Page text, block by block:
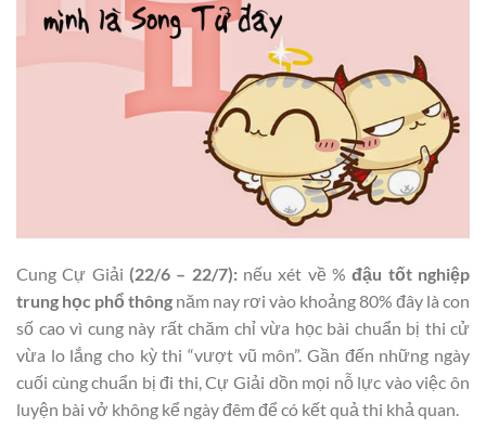
Cung Cự Giải (22/6 – 22/7): nếu xét về %đậu tốt nghiệp
trung học phổ thông năm nay rơi vào khoảng 80% đây là con
số cao vì cung này rất chăm chỉ vừa học bài chuẩn bị thi cử
vừa lo lắng cho kỳ thi “vượt vũ môn”. Gần đến những ngày
cuối cùng chuẩn bị đi thi, Cự Giải dồn mọi nỗ lực vào việc ôn
luyện bài vở không kể ngày đêm để có kết quả thi khả quan.